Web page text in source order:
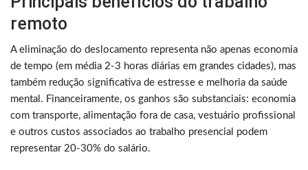
remoto
A eliminação do deslocamento representa não apenas economia
de tempo (em média 2-3 horas diárias em grandes cidades), mas
também redução significativa de estresse e melhoria da saúde
mental. Financeiramente, os ganhos são substanciais: economia
com transporte, alimentação fora de casa, vestuário profissional
e outros custos associados ao trabalho presencial podem
representar 20-30% do salário.